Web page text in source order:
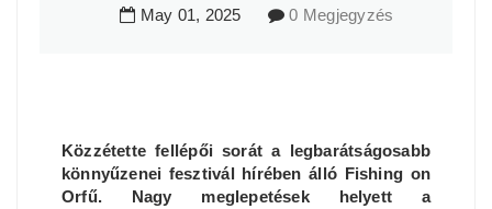
May 01, 2025 0 Megjegyzés
Közzétette fellépői sorát a legbarátságosabb
könnyűzenei fesztivál hírében álló Fishing on
Orfű. Nagy meglepetések helyett a